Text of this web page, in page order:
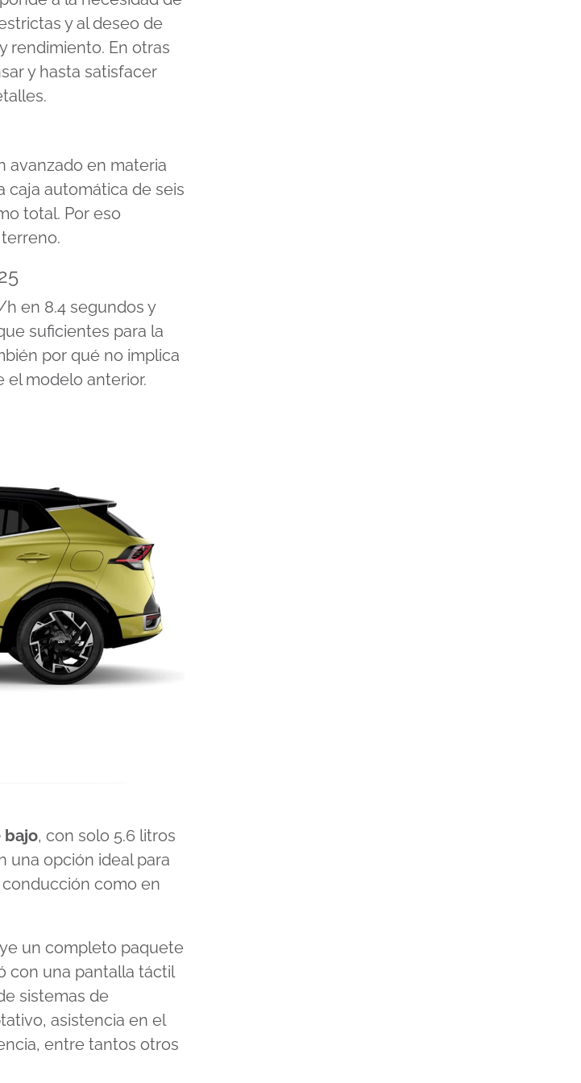
y al deseo de
rendimiento. En otras
y hasta satisfacer
avanzado en materia
caja automática de seis
total. Por eso
en 8.4 segundos y
suficientes para la
por qué no implica
modelo anterior.
bajo, con solo 5.6 litros
una opción ideal para
como en
un completo paquete
con una pantalla táctil
sistemas de
asistencia en el
entre tantos otros